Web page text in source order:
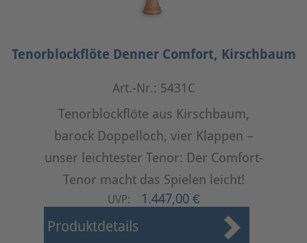
Tenorblockflöte Denner Comfort, Kirschbaum
Art.-Nr.: 5431C
Tenorblockflöte aus Kirschbaum,
barock Doppelloch, vier Klappen –
unser leichtester Tenor: Der Comfort-
Tenor macht das Spielen leicht!
UVP: 1.447,00 €
Produktdetails